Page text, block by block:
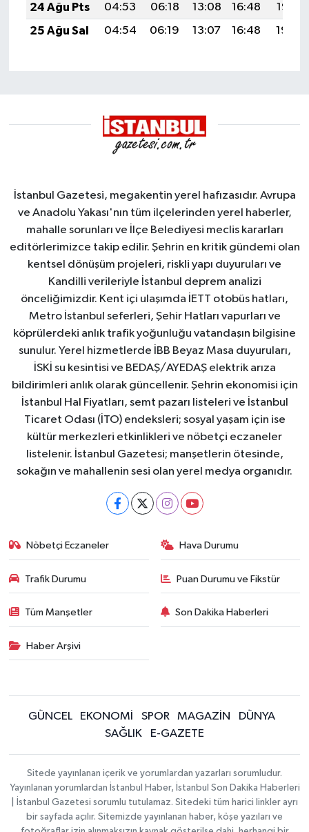
24 Ağu Pts
04:53 06:18 13:08 16:48
19:47
25 Ağu Sal
04:54 06:19 13:07 16:48 19:46
İstanbul Gazetesi, megakentin yerel hafızasıdır. Avrupa
ve Anadolu Yakası'nın tüm ilçelerinden yerel haberler,
mahalle sorunları ve İlçe Belediyesi meclis kararları
editörlerimizce takip edilir. Şehrin en kritik gündemi olan
kentsel dönüşüm projeleri, riskli yapı duyuruları ve
Kandilli verileriyle İstanbul deprem analizi
önceliğimizdir. Kent içi ulaşımda İETT otobüs hatları,
Metro İstanbul seferleri, Şehir Hatları vapurları ve
köprülerdeki anlık trafik yoğunluğu vatandaşın bilgisine
sunulur. Yerel hizmetlerde İBB Beyaz Masa duyuruları,
İSKİ su kesintisi ve BEDAŞ/AYEDAŞ elektrik arıza
bildirimleri anlık olarak güncellenir. Şehrin ekonomisi için
İstanbul Hal Fiyatları, semt pazarı listeleri ve İstanbul
Ticaret Odası (İTO) endeksleri; sosyal yaşam için ise
kültür merkezleri etkinlikleri ve nöbetçi eczaneler
listelenir. İstanbul Gazetesi; manşetlerin ötesinde,
sokağın ve mahallenin sesi olan yerel medya organıdır.
Nöbetçi Eczaneler Hava Durumu
Trafik Durumu Puan Durumu ve Fikstür
Tüm Manşetler Son Dakika Haberleri
Haber Arşivi
GÜNCEL EKONOMİ SPOR MAGAZİN
DÜNYA
SAĞLIK
E-GAZETE
Sitede yayınlanan içerik ve yorumlardan yazarları sorumludur.
Yayınlanan yorumlardan İstanbul Haber, İstanbul Son Dakika Haberleri
| İstanbul Gazetesi sorumlu tutulamaz. Sitedeki tüm harici linkler ayrı
bir sayfada açılır. Sitemizde yayınlanan haber, köşe yazıları ve